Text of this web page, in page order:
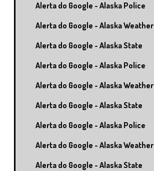
Alerta do Google - Alaska Police
Alerta do Google - Alaska Weather
Alerta do Google - Alaska State
Alerta do Google - Alaska Police
Alerta do Google - Alaska Weather
Alerta do Google - Alaska State
Alerta do Google - Alaska Police
Alerta do Google - Alaska Weather
Alerta do Google - Alaska State